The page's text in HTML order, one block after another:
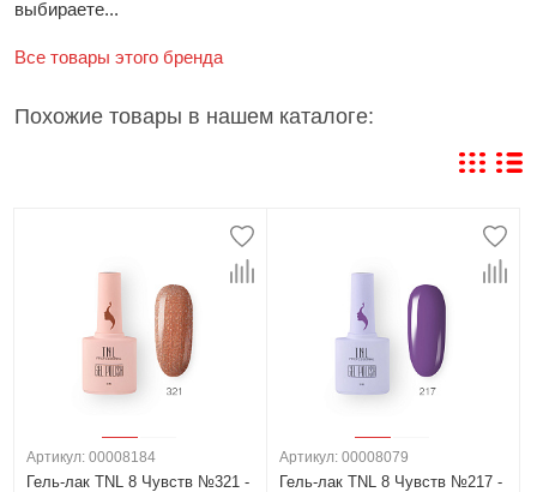
выбираете...
Все товары этого бренда
Похожие товары в нашем каталоге:
Артикул: 00008184
Гель-лак TNL 8 Чувств №321 -
Артикул: 00008079
Гель-лак TNL 8 Чувств №217 -